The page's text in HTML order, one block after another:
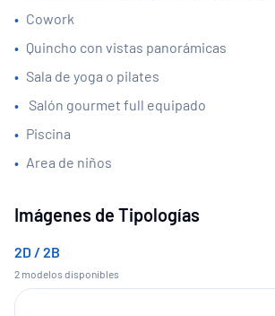
• Cowork
• Quincho con vistas panorámicas
• Sala de yoga o pilates
•
​ Salón gourmet full equipado​
• Piscina
• Area de niños
Imágenes de Tipologías
2D / 2B
2 modelos disponibles